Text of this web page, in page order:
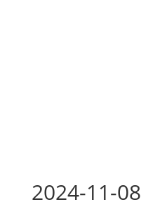
2024-11-08